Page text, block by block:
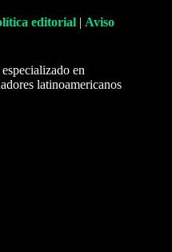
editorial | Aviso
en
latinoamericanos